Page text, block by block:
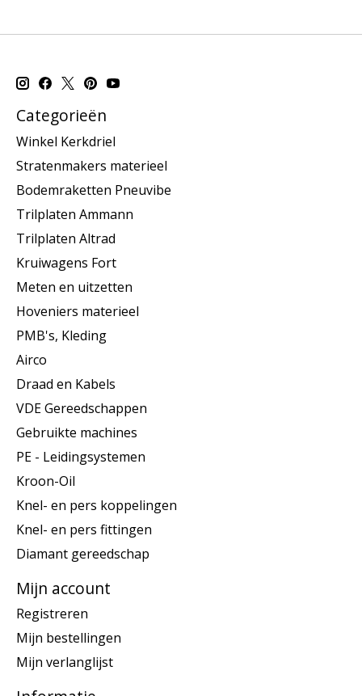
Categorieën
Winkel Kerkdriel
Stratenmakers materieel
Bodemraketten Pneuvibe
Trilplaten Ammann
Trilplaten Altrad
Kruiwagens Fort
Meten en uitzetten
Hoveniers materieel
PMB's, Kleding
Airco
Draad en Kabels
VDE Gereedschappen
Gebruikte machines
PE - Leidingsystemen
Kroon-Oil
Knel- en pers koppelingen
Knel- en pers fittingen
Diamant gereedschap
Mijn account
Registreren
Mijn bestellingen
Mijn verlanglijst